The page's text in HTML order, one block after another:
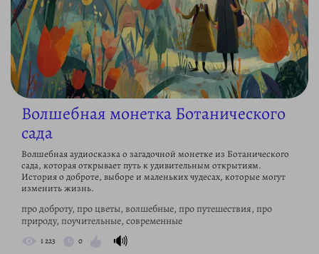
Волшебная монетка Ботанического
сада
Волшебная аудиосказка о загадочной монетке из Ботанического
сада, которая открывает путь к удивительным открытиям.
История о доброте, выборе и маленьких чудесах, которые могут
изменить жизнь.
про доброту, про цветы, волшебные, про путешествия, про
природу, поучительные, современные
1 223 0 🔊